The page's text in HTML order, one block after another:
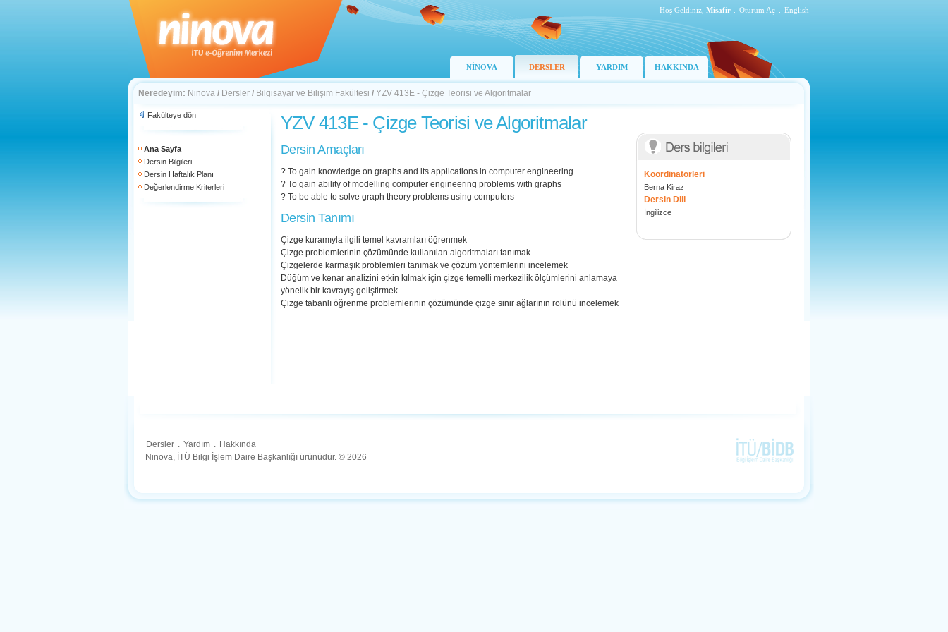
Hoş Geldiniz, Misafir Oturum Aç English
NİNOVA DERSLER YARDIM HAKKINDA
Neredeyim: Ninova / Dersler / Bilgisayar ve Bilişim Fakültesi / YZV 413E - Çizge Teorisi ve Algoritmalar
Fakülteye dön
Ana Sayfa
Dersin Bilgileri
Dersin Haftalık Planı
Değerlendirme Kriterleri
YZV 413E - Çizge Teorisi ve Algoritmalar
Dersin Amaçları
? To gain knowledge on graphs and its applications in computer engineering
? To gain ability of modelling computer engineering problems with graphs
? To be able to solve graph theory problems using computers
Dersin Tanımı
Çizge kuramıyla ilgili temel kavramları öğrenmek
Çizge problemlerinin çözümünde kullanılan algoritmaları tanımak
Çizgelerde karmaşık problemleri tanımak ve çözüm yöntemlerini incelemek
Düğüm ve kenar analizini etkin kılmak için çizge temelli merkezilik ölçümlerini anlamaya
yönelik bir kavrayış geliştirmek
Çizge tabanlı öğrenme problemlerinin çözümünde çizge sinir ağlarının rolünü incelemek
Koordinatörleri
Berna Kiraz
Dersin Dili
İngilizce
Dersler . Yardım . Hakkında
Ninova, İTÜ Bilgi İşlem Daire Başkanlığı ürünüdür. © 2026